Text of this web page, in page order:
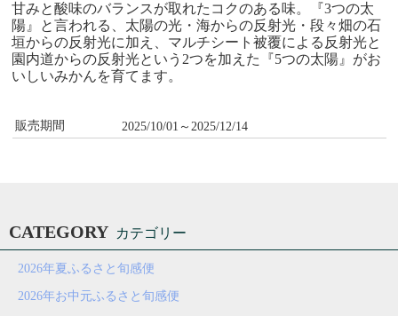
甘みと酸味のバランスが取れたコクのある味。『3つの太
陽』と言われる、太陽の光・海からの反射光・段々畑の石
垣からの反射光に加え、マルチシート被覆による反射光と
園内道からの反射光という2つを加えた『5つの太陽』がお
いしいみかんを育てます。
販売期間 2025/10/01～2025/12/14
CATEGORY カテゴリー
2026年夏ふるさと旬感便
2026年お中元ふるさと旬感便